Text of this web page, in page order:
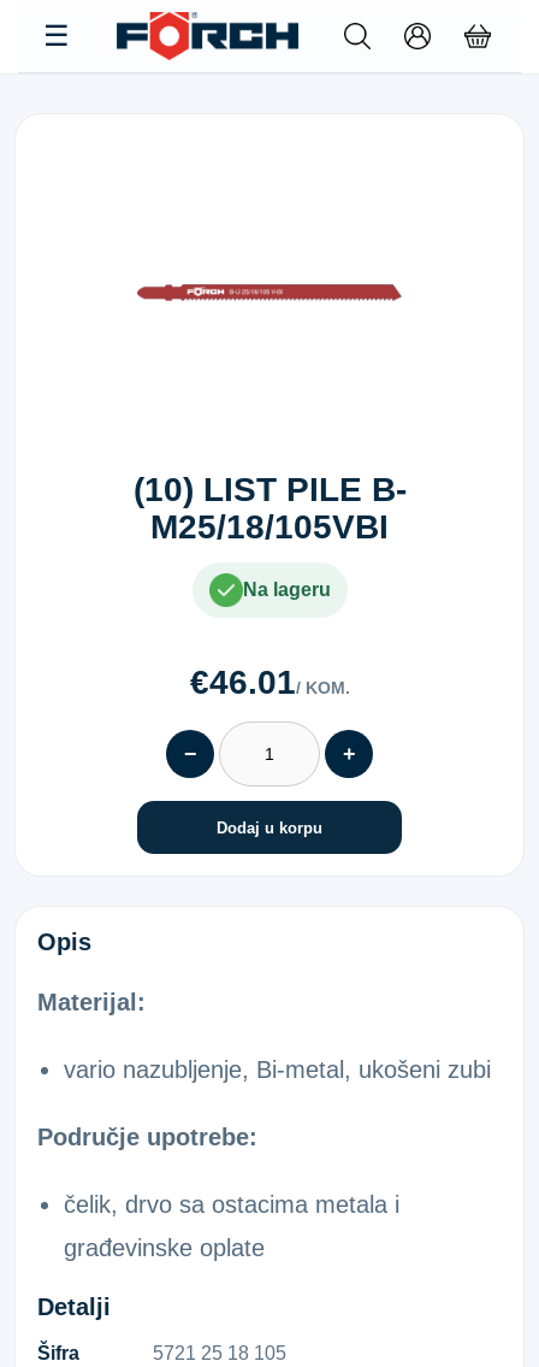
(10) LIST PILE B-
M25/18/105VBI
Na lageru
€46.01/ KOM.
− +
Dodaj u korpu
(10) LIST PILE B-M25/18/105VBI
Opis
Materijal:
vario nazubljenje, Bi-metal, ukošeni zubi
Područje upotrebe:
čelik, drvo sa ostacima metala i
građevinske oplate
Detalji
Šifra 5​7​2​1​ ​2​5​ ​1​8​ ​1​0​5​